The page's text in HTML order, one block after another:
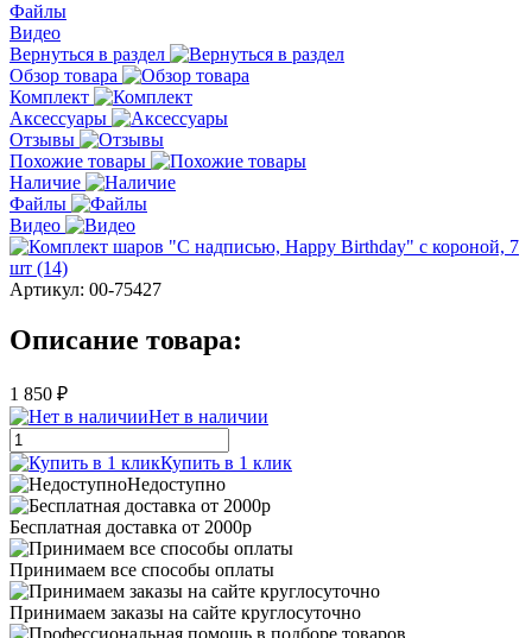
Файлы
Видео
Вернуться в раздел
Обзор товара
Комплект
Аксессуары
Отзывы
Похожие товары
Наличие
Файлы
Видео
Артикул: 00-75427
Описание товара:
1 850 ₽
Нет в наличии
Купить в 1 клик
Недоступно
Бесплатная доставка от 2000р
Принимаем все способы оплаты
Принимаем заказы на сайте круглосуточно